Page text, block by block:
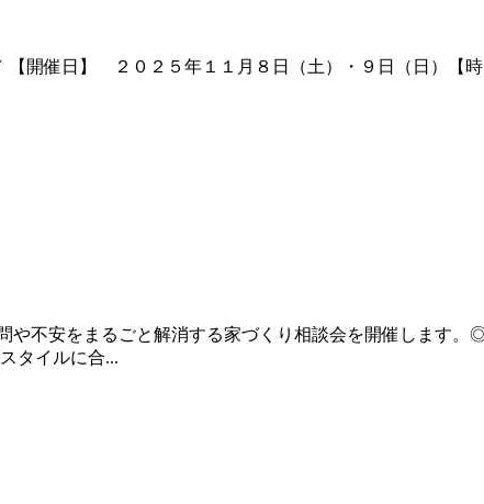
【開催日】 ２０２５年１１月８日（土）・９日（日）
や不安をまるごと解消する家づくり相談会を開催します
タイルに合...